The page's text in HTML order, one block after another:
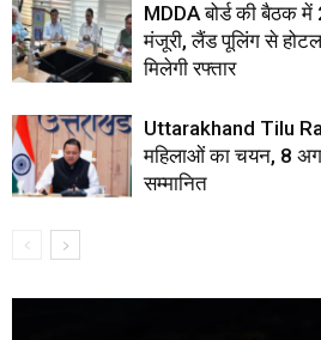
MDDA बोर्ड की बैठक में
मंजूरी, लैंड पूलिंग से
मिलेगी रफ्तार
Uttarakhand Tilu
महिलाओं का चयन, 8
सम्मानित